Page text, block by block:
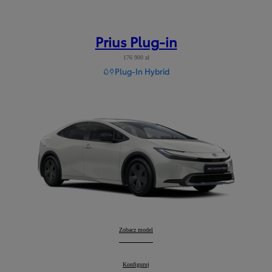
Prius Plug-in
176 900 zł
Plug-In Hybrid
Prius Plug-in:
Zobacz model
Prius Plug-in
Konfiguruj